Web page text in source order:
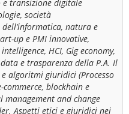
transizione digitale
società
natura e
up e PMI innovative,
HCI, Gig economy,
e trasparenza della P.A. Il
algoritmi giuridici (Processo
blockhain e
and change
Aspetti etici e giuridici nei